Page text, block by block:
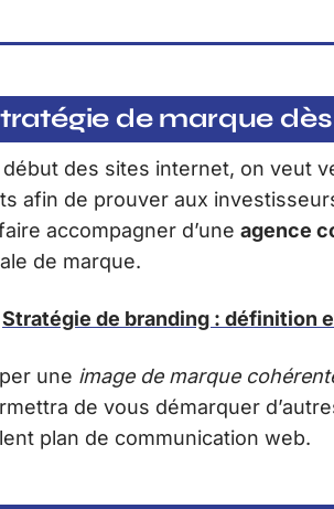
de marque
début des sites internet, on veut
afin de prouver aux
accompagner d’une agence
de marque.
Stratégie de branding : définition
une image de marque
de vous démarquer
plan de communication web.